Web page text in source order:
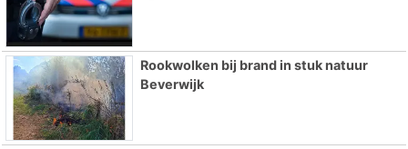
Rookwolken bij brand in stuk natuur
Beverwijk